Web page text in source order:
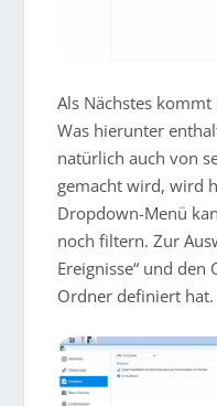
Als Nächstes
Was hierunter
natürlich auch von
gemacht wird, wird
Dropdown-Menü
noch filtern. Zur
Ereignisse“ und
Ordner definiert hat.